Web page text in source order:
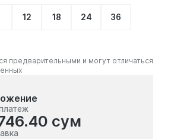
12 18 24 36
предварительными и могут отличаться
сум